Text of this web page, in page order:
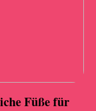
Füße für